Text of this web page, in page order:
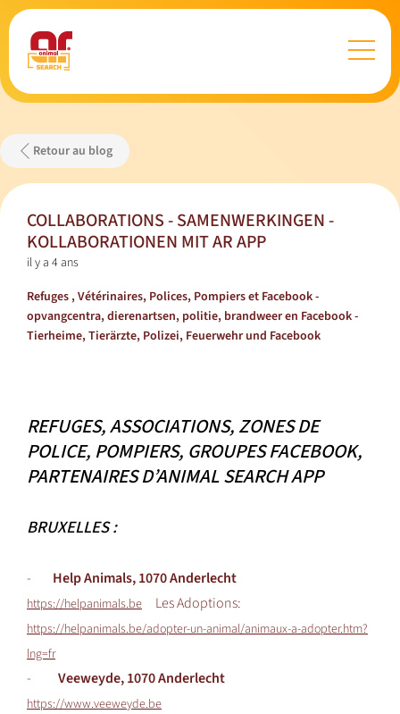
Retour au blog
COLLABORATIONS - SAMENWERKINGEN -
KOLLABORATIONEN MIT AR APP
il y a 4 ans
Refuges , Vétérinaires, Polices, Pompiers et Facebook -
opvangcentra, dierenartsen, politie, brandweer en Facebook -
Tierheime, Tierärzte, Polizei, Feuerwehr und Facebook
REFUGES, ASSOCIATIONS, ZONES DE
POLICE, POMPIERS, GROUPES FACEBOOK,
PARTENAIRES D’ANIMAL SEARCH APP
BRUXELLES :
- Help Animals, 1070 Anderlecht
https://helpanimals.be Les Adoptions:
https://helpanimals.be/adopter-un-animal/animaux-a-adopter.htm?
lng=fr
- Veeweyde, 1070 Anderlecht
https://www.veeweyde.be